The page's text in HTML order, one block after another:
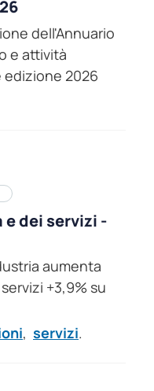
dell'Annuario
e attività
2026
dei servizi -
aumenta
+3,9% su
, servizi.